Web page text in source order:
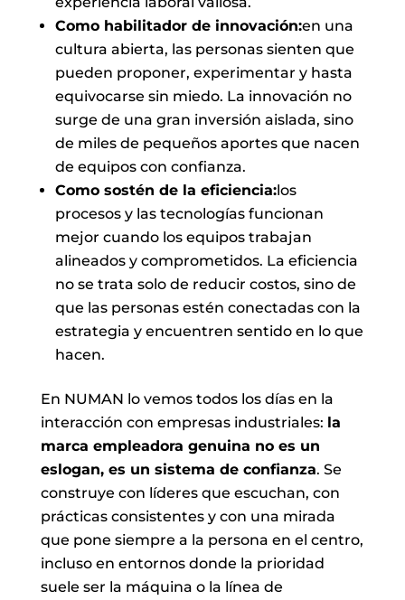
Como habilitador de innovación:en una
cultura abierta, las personas sienten que
pueden proponer, experimentar y hasta
equivocarse sin miedo. La innovación no
surge de una gran inversión aislada, sino
de miles de pequeños aportes que nacen
de equipos con confianza.
Como sostén de la eficiencia:los
procesos y las tecnologías funcionan
mejor cuando los equipos trabajan
alineados y comprometidos. La eficiencia
no se trata solo de reducir costos, sino de
que las personas estén conectadas con la
estrategia y encuentren sentido en lo que
hacen.
En NUMAN lo vemos todos los días en la
interacción con empresas industriales: la
marca empleadora genuina no es un
eslogan, es un sistema de confianza. Se
construye con líderes que escuchan, con
prácticas consistentes y con una mirada
que pone siempre a la persona en el centro,
incluso en entornos donde la prioridad
suele ser la máquina o la línea de